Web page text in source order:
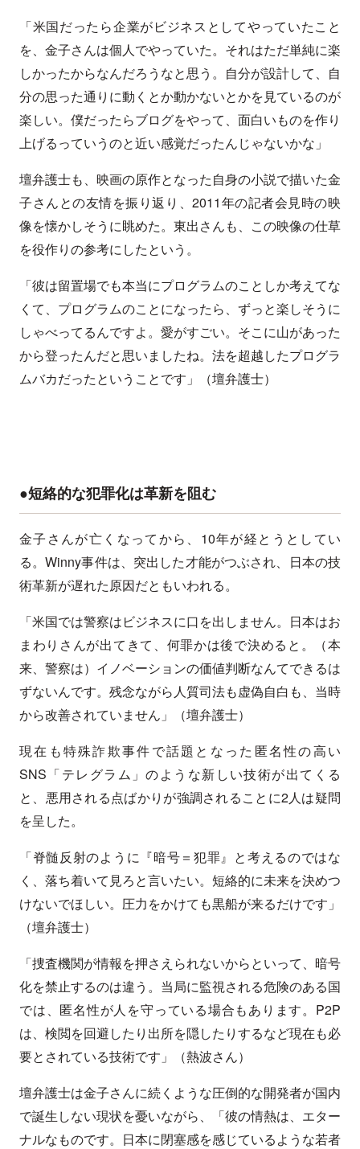
「米国だったら企業がビジネスとしてやっていたこと
を、金子さんは個人でやっていた。それはただ単純に楽
しかったからなんだろうなと思う。自分が設計して、自
分の思った通りに動くとか動かないとかを見ているのが
楽しい。僕だったらブログをやって、面白いものを作り
上げるっていうのと近い感覚だったんじゃないかな」
壇弁護士も、映画の原作となった自身の小説で描いた金
子さんとの友情を振り返り、2011年の記者会見時の映
像を懐かしそうに眺めた。東出さんも、この映像の仕草
を役作りの参考にしたという。
「彼は留置場でも本当にプログラムのことしか考えてな
くて、プログラムのことになったら、ずっと楽しそうに
しゃべってるんですよ。愛がすごい。そこに山があった
から登ったんだと思いましたね。法を超越したプログラ
ムバカだったということです」（壇弁護士）
●短絡的な犯罪化は革新を阻む
金子さんが亡くなってから、10年が経とうとしてい
る。Winny事件は、突出した才能がつぶされ、日本の技
術革新が遅れた原因だともいわれる。
「米国では警察はビジネスに口を出しません。日本はお
まわりさんが出てきて、何罪かは後で決めると。（本
来、警察は）イノベーションの価値判断なんてできるは
ずないんです。残念ながら人質司法も虚偽自白も、当時
から改善されていません」（壇弁護士）
現在も特殊詐欺事件で話題となった匿名性の高い
SNS「テレグラム」のような新しい技術が出てくる
と、悪用される点ばかりが強調されることに2人は疑問
を呈した。
「脊髄反射のように『暗号＝犯罪』と考えるのではな
く、落ち着いて見ろと言いたい。短絡的に未来を決めつ
けないでほしい。圧力をかけても黒船が来るだけです」
（壇弁護士）
「捜査機関が情報を押さえられないからといって、暗号
化を禁止するのは違う。当局に監視される危険のある国
では、匿名性が人を守っている場合もあります。P2P
は、検閲を回避したり出所を隠したりするなど現在も必
要とされている技術です」（熱波さん）
壇弁護士は金子さんに続くような圧倒的な開発者が国内
で誕生しない現状を憂いながら、「彼の情熱は、エター
ナルなものです。日本に閉塞感を感じているような若者